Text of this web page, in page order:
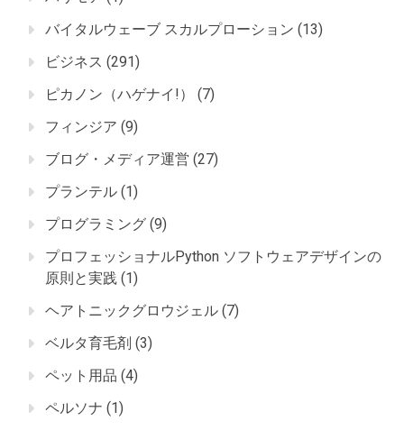
バイタルウェーブ スカルプローション (13)
ビジネス (291)
ピカノン（ハゲナイ!）
(7)
フィンジア (9)
ブログ・メディア運営 (27)
プランテル (1)
プログラミング (9)
プロフェッショナルPython ソフトウェアデザインの
原則と実践 (1)
ヘアトニックグロウジェル (7)
ベルタ育毛剤 (3)
ペット用品 (4)
ペルソナ (1)